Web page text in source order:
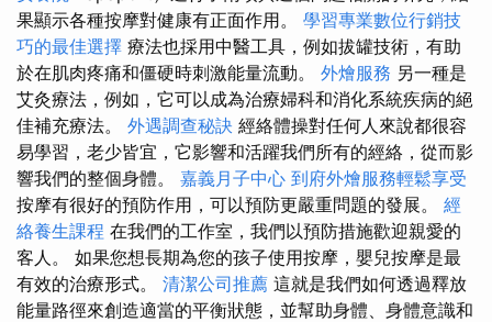
果顯示各種按摩對健康有正面作用。 學習專業數位行銷技
巧的最佳選擇 療法也採用中醫工具，例如拔罐技術，有助
於在肌肉疼痛和僵硬時刺激能量流動。 外燴服務 另一種是
艾灸療法，例如，它可以成為治療婦科和消化系統疾病的絕
佳補充療法。 外遇調查秘訣 經絡體操對任何人來說都很容
易學習，老少皆宜，它影響和活躍我們所有的經絡，從而影
響我們的整個身體。 嘉義月子中心 到府外燴服務輕鬆享受
按摩有很好的預防作用，可以預防更嚴重問題的發展。 經
絡養生課程 在我們的工作室，我們以預防措施歡迎親愛的
客人。 如果您想長期為您的孩子使用按摩，嬰兒按摩是最
有效的治療形式。 清潔公司推薦 這就是我們如何透過釋放
能量路徑來創造適當的平衡狀態，並幫助身體、身體意識和